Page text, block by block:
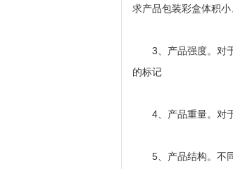
求产品包装彩盒体积小
3、产品强度。对于
的标记
4、产品重量。对于
5、产品结构。不同